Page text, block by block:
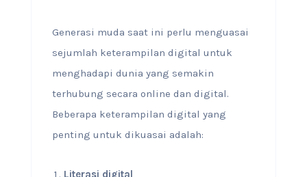
Generasi muda saat ini perlu menguasai
sejumlah keterampilan digital untuk
menghadapi dunia yang semakin
terhubung secara online dan digital.
Beberapa keterampilan digital yang
penting untuk dikuasai adalah:
Literasi digital